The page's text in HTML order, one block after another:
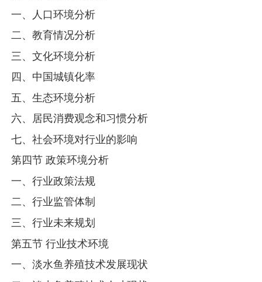
一、人口环境分析
二、教育情况分析
三、文化环境分析
四、中国城镇化率
五、生态环境分析
六、居民消费观念和习惯分析
七、社会环境对行业的影响
第四节 政策环境分析
一、行业政策法规
二、行业监管体制
三、行业未来规划
第五节 行业技术环境
一、淡水鱼养殖技术发展现状